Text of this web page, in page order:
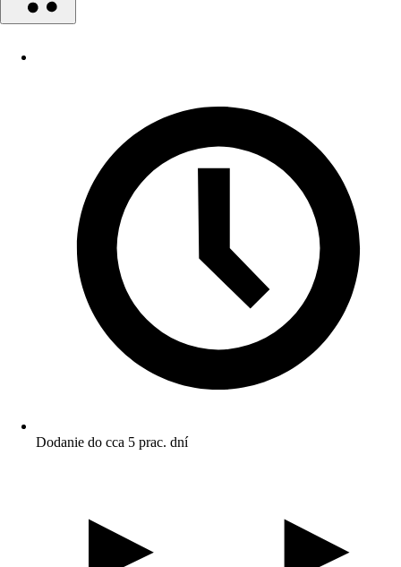
Dodanie do cca 5 prac. dní